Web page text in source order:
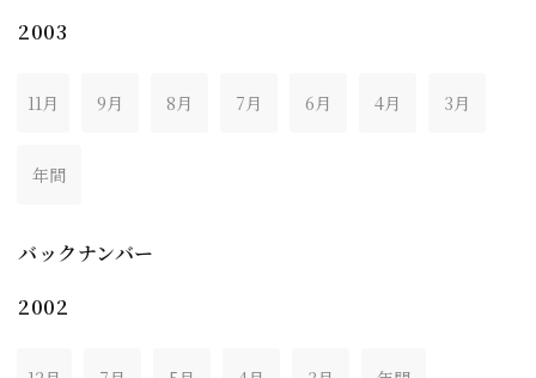
2003
11月 9月 8月 7月 6月 4月 3月
年間
バックナンバー
2002